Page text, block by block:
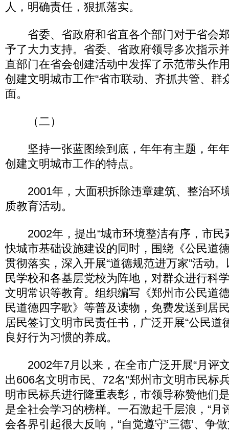
人，明确责任，狠抓落实。
省委、省政府和省直各个部门对于省会
予了大力支持。省委、省政府领导多次指示
直部门在省会创建活动中发挥了示范带头作
创建文明城市工作“省市联动、齐抓共管、群
面。
（二）
坚持一张蓝图绘到底，年年有主题，年
创建文明城市工作的特点。
2001年，大面积拆除违章建筑、整治环
质教育活动。
2002年，提出“城市环境整洁有序，市民
快城市基础设施建设的同时，围绕《公民道
贯彻落实，深入开展“道德规范进万家”活动
民学校和各基层党校为阵地，对群众进行科
文明常识等教育。组织编写《郑州市公民道
民道德四字歌》等普及读物，免费发送到居
居民签订文明市民责任书，广泛开展“公民道
良好行为习惯的养成。
2002年7月以来，在全市广泛开展“月评
出606名文明市民、72名“郑州市文明市民标
明市民标兵进行隆重表彰，市领导称赞他们
是全社会学习的榜样。一石激起千层浪，“月
会各界引起很大反响，“自觉遵守‘三德’、争